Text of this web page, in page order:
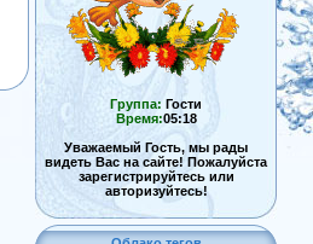
Группа: Гости
Время:05:18
Уважаемый Гость, мы рады
видеть Вас на сайте! Пожалуйста
зарегистрируйтесь или
авторизуйтесь!